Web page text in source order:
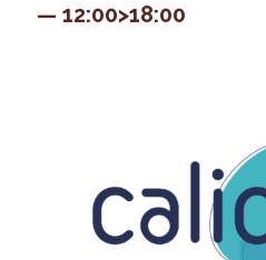
12:00>18:00